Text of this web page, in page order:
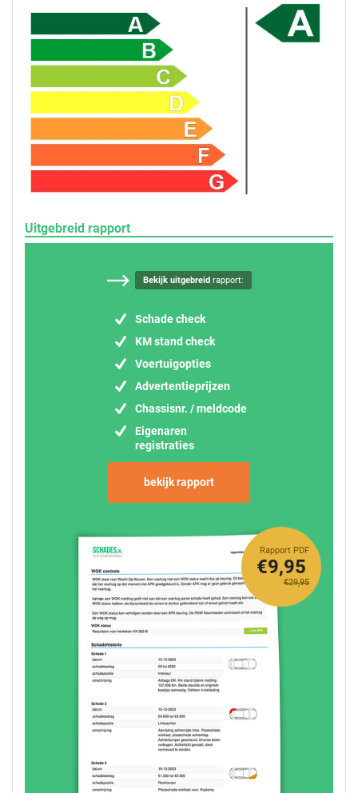
Uitgebreid rapport
Bekijk uitgebreidrapport:
Schade check
KM stand check
Voertuigopties
Advertentieprijzen
Chassisnr. / meldcode
Eigenaren
registraties
bekijk rapport
Rapport PDF
€29,95
€9,95